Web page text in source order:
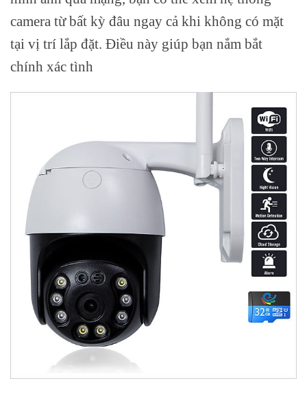
camera từ bất kỳ đâu ngay cả khi không có mặt
tại vị trí lắp đặt. Điều này giúp bạn nắm bắt
chính xác tình